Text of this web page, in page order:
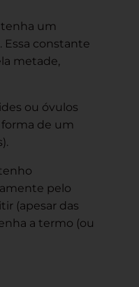
tenha um
constante
metade,
ou óvulos
de um
pelo
(apesar das
a termo (ou